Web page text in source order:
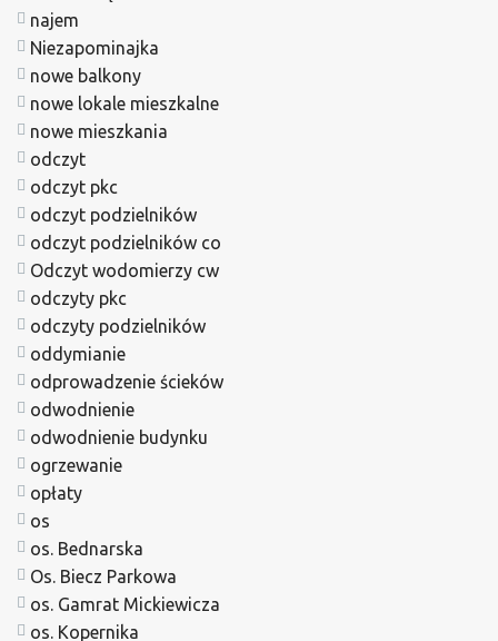
najem
Niezapominajka
nowe balkony
nowe lokale mieszkalne
nowe mieszkania
odczyt
odczyt pkc
odczyt podzielników
odczyt podzielników co
Odczyt wodomierzy cw
odczyty pkc
odczyty podzielników
oddymianie
odprowadzenie ścieków
odwodnienie
odwodnienie budynku
ogrzewanie
opłaty
os
os. Bednarska
Os. Biecz Parkowa
os. Gamrat Mickiewicza
os. Kopernika